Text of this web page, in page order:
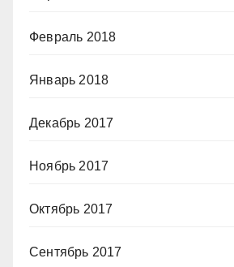
Февраль 2018
Январь 2018
Декабрь 2017
Ноябрь 2017
Октябрь 2017
Сентябрь 2017